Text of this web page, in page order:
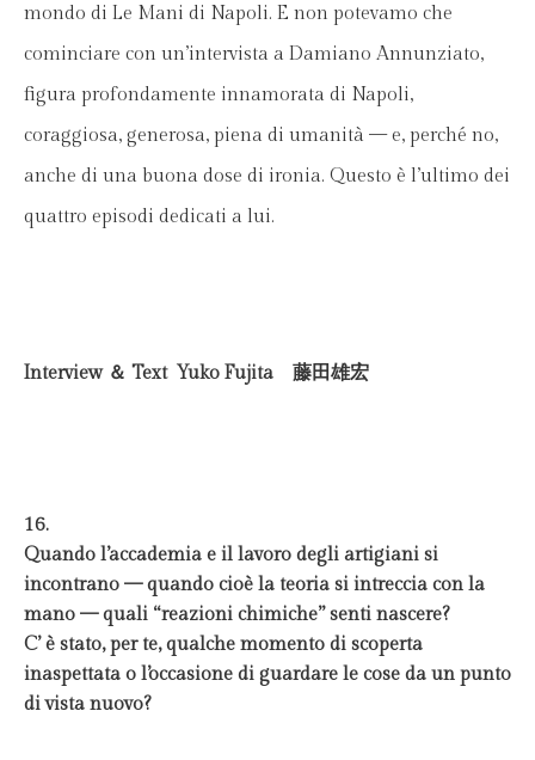
mondo di Le Mani di Napoli. E non potevamo che
cominciare con un’intervista a Damiano Annunziato,
figura profondamente innamorata di Napoli,
coraggiosa, generosa, piena di umanità — e, perché no,
anche di una buona dose di ironia. Questo è l’ultimo dei
quattro episodi dedicati a lui.
Interview ＆ Text Yuko Fujita 藤田雄宏
16.
Quando l’accademia e il lavoro degli artigiani si
incontrano — quando cioè la teoria si intreccia con la
mano — quali “reazioni chimiche” senti nascere?
C’ è stato, per te, qualche momento di scoperta
inaspettata o l’occasione di guardare le cose da un punto
di vista nuovo?